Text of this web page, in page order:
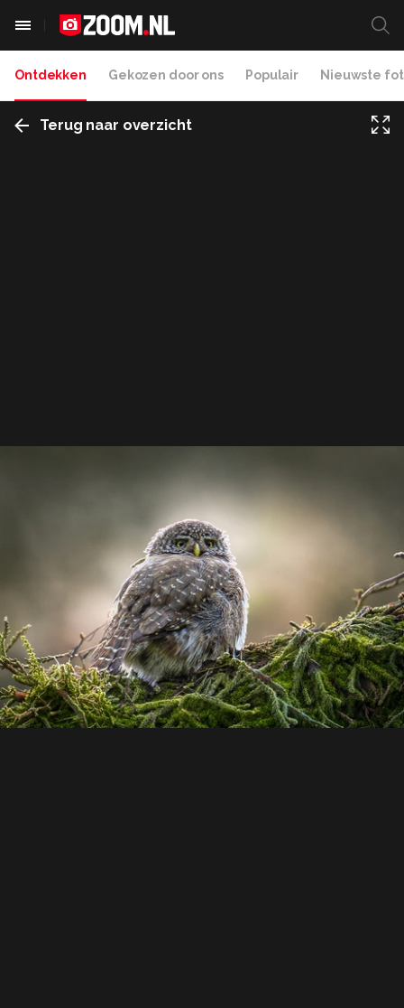
Ontdekken Gekozen door ons Populair Nieuwste
Terug naar overzicht